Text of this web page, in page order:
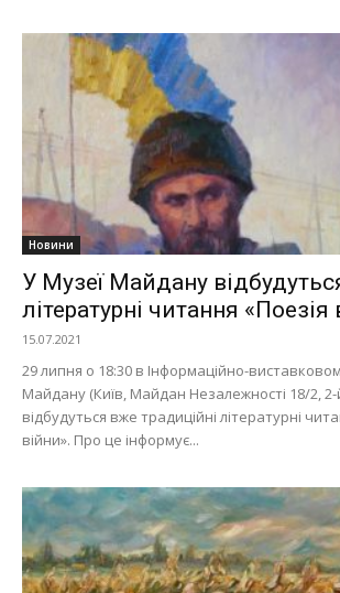
Новини
У Музеї Майдану
літературні читання «Поезія
15.07.2021
29 липня о 18:30 в Інформаційно-
Майдану (Київ, Майдан Незалежності 18/2,
відбудуться вже традиційні літературні
війни». Про це інформує...